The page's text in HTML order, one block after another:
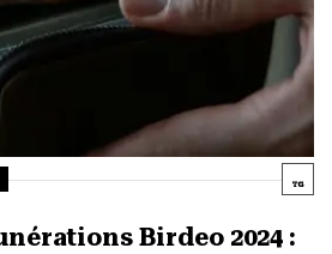
Birdeo 2024 :